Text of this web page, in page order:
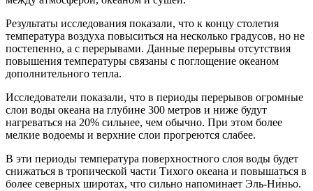
Результаты исследования показали, что к концу столетия
температура воздуха повыситься на несколько градусов, но не
постепенно, а с перерывами. Данные перерывы отсутствия
повышения температуры связаны с поглощение океаном
дополнительного тепла.
Исследователи показали, что в периоды перерывов огромные
слои воды океана на глубине 300 метров и ниже будут
нагреваться на 20% сильнее, чем обычно. При этом более
мелкие водоемы и верхние слои прогреются слабее.
В эти периоды температура поверхностного слоя воды будет
снижаться в тропической части Тихого океана и повышаться в
более северных широтах, что сильно напоминает Эль-Ни́ньо.